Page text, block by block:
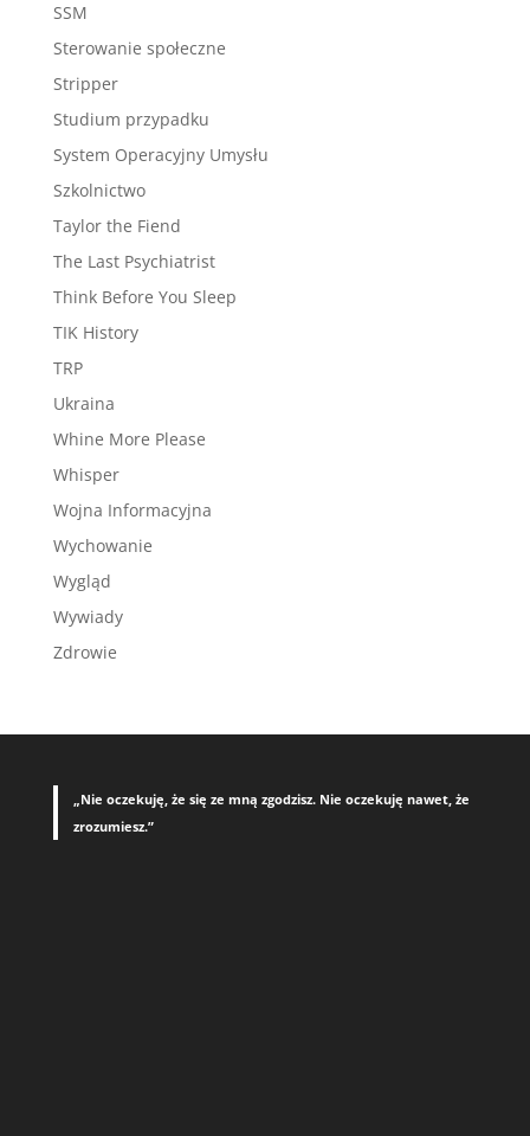
SSM
Sterowanie społeczne
Stripper
Studium przypadku
System Operacyjny Umysłu
Szkolnictwo
Taylor the Fiend
The Last Psychiatrist
Think Before You Sleep
TIK History
TRP
Ukraina
Whine More Please
Whisper
Wojna Informacyjna
Wychowanie
Wygląd
Wywiady
Zdrowie
„Nie oczekuję, że się ze mną zgodzisz. Nie oczekuję nawet, że
zrozumiesz.”